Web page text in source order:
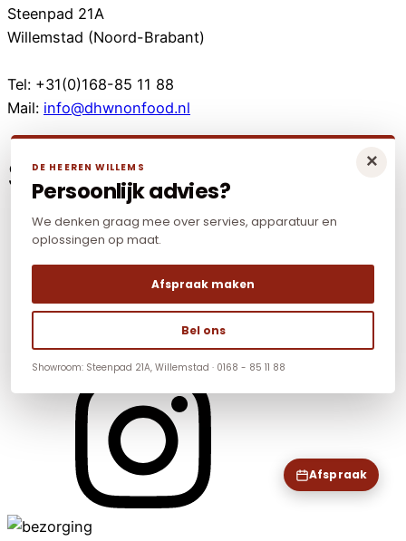
Steenpad 21A
Willemstad (Noord-Brabant)
Tel: +31(0)168-85 11 88
Mail: info@dhwnonfood.nl
Social Media
Afspraak
×
DE HEEREN WILLEMS
Persoonlijk advies?
We denken graag mee over servies, apparatuur en
oplossingen op maat.
Afspraak maken
Bel ons
Showroom: Steenpad 21A, Willemstad · 0168 - 85 11 88